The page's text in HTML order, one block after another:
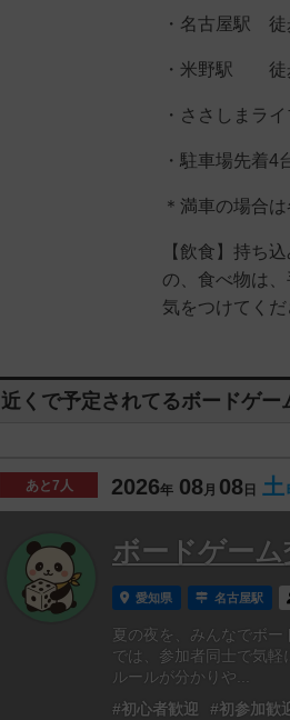
・名古屋駅 徒
・米野駅 徒
・ささしまラ
・駐車場先着4
＊満車の場合
【飲食】持ち
の、食べ物は
気をつけてく
近くで予定されてるボードゲー
あと7人 2026年 08 月 08 日 土
ボードゲーム
愛知県 名古屋駅
夏の夜を、みんなでボ
では、参加者同士で気軽
ルールが分かりや...
#初心者歓迎
#初参加歓